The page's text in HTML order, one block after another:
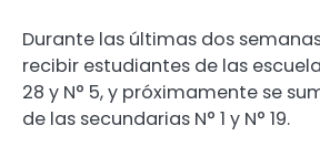
Durante las últimas dos
recibir estudiantes de las
28 y N° 5, y próximamente se
de las secundarias N° 1 y N° 19.